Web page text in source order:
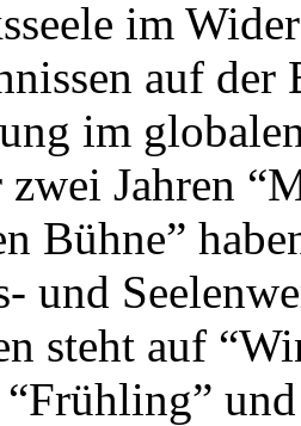
im
auf
im
Jahren
Bühne”
und
steht auf
“Frühling”